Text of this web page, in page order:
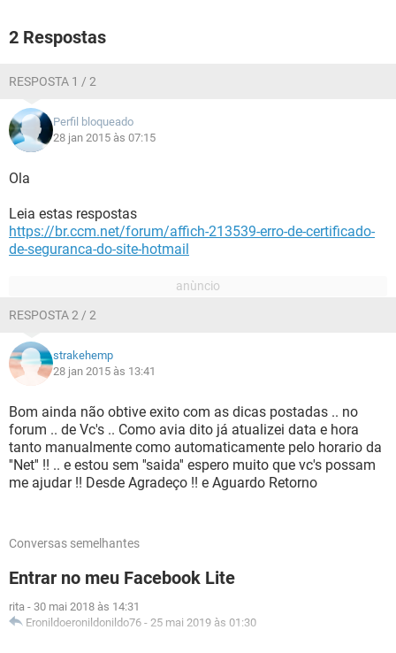
2 Respostas
RESPOSTA 1 / 2
Perfil bloqueado
28 jan 2015 às 07:15
Ola
Leia estas respostas
https://br.ccm.net/forum/affich-213539-erro-de-certificado-
de-seguranca-do-site-hotmail
RESPOSTA 2 / 2
strakehemp
28 jan 2015 às 13:41
Bom ainda não obtive exito com as dicas postadas .. no
forum .. de Vc's .. Como avia dito já atualizei data e hora
tanto manualmente como automaticamente pelo horario da
''Net'' !! .. e estou sem ''saida'' espero muito que vc's possam
me ajudar !! Desde Agradeço !! e Aguardo Retorno
Conversas semelhantes
Entrar no meu Facebook Lite
rita - 30 mai 2018 às 14:31
Eronildoeronildonildo76 - 25 mai 2019 às 01:30